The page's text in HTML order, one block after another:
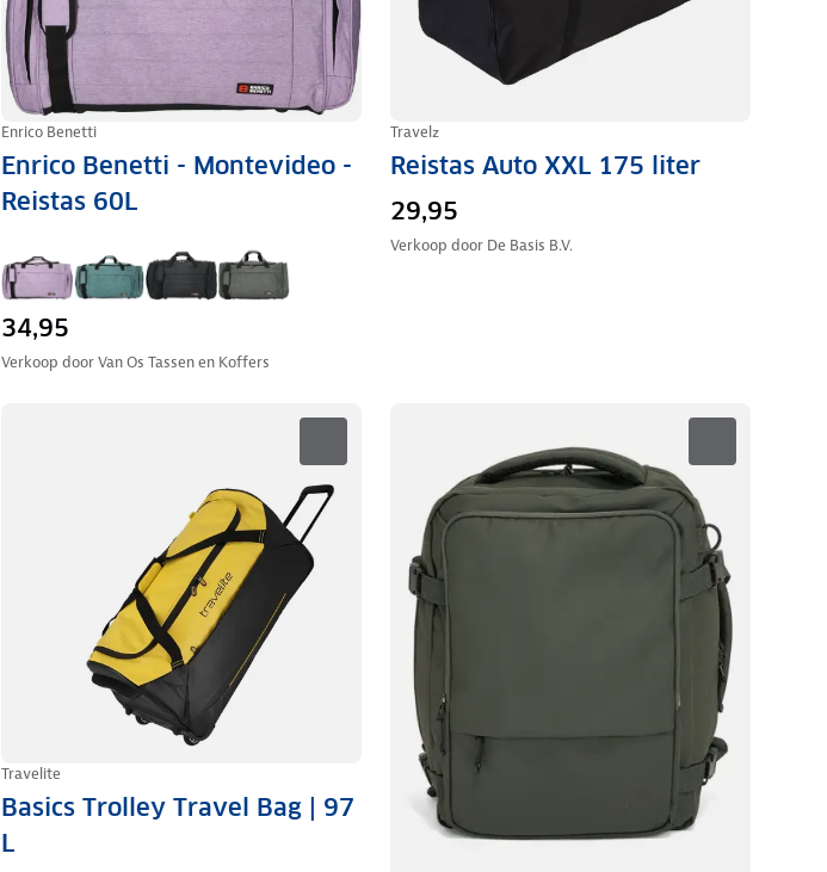
Enrico Benetti
Enrico Benetti - Montevideo -
Reistas 60L
34,95
Verkoop doorVan Os Tassen en Koffers
Travelz
Reistas Auto XXL 175 liter
29,95
Verkoop door De Basis B.V.
Travelite
Basics Trolley Travel Bag | 97
L